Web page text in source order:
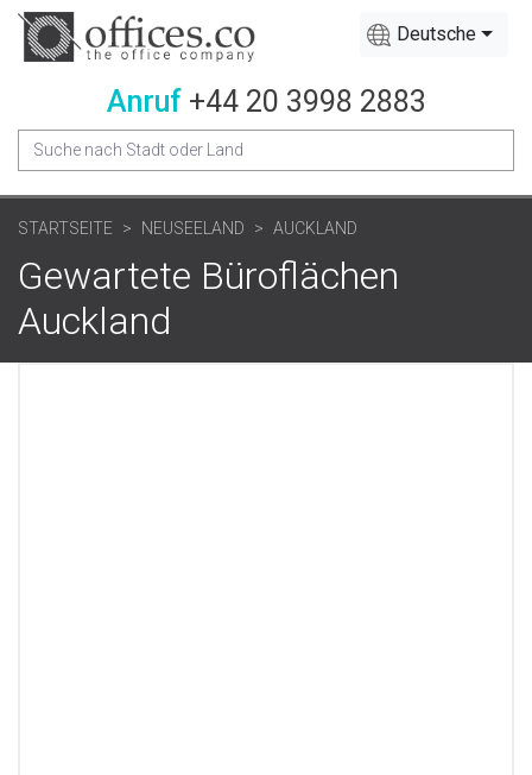
Deutsche
Anruf +44 20 3998 2883
STARTSEITE NEUSEELAND AUCKLAND
Gewartete Büroflächen
Auckland